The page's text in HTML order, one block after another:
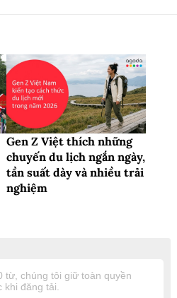
Gen Z Việt thích những
chuyến du lịch ngắn ngày,
tần suất dày và nhiều trải
nghiệm